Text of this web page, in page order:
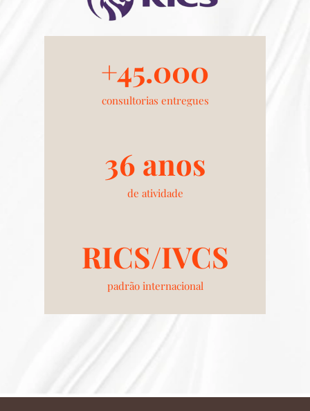
+45.000
consultorias entregues
36 anos
de atividade
RICS/IVCS
padrão internacional